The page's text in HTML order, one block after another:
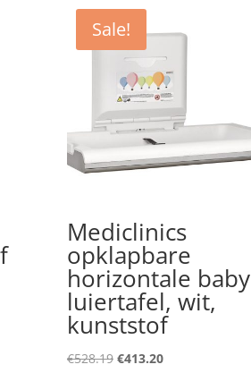
Sale!
Mediclinics
opklapbare
horizontale baby
luiertafel, wit,
kunststof
€528.19 Original
€413.20Current